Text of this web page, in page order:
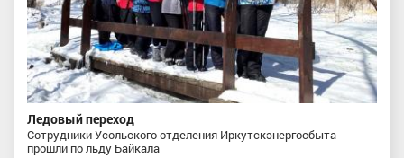
Ледовый переход
Сотрудники Усольского отделения Иркутскэнергосбыта
прошли по льду Байкала